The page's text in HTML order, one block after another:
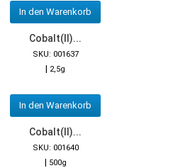
In den Warenkorb
Cobalt(II)...
SKU: 001637
| 2,5g
In den Warenkorb
Cobalt(II)...
SKU: 001640
| 500g